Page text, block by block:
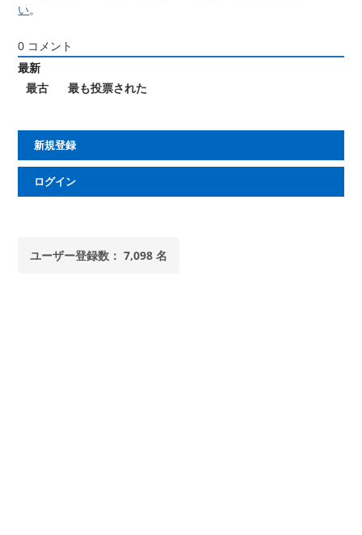
い。
0 コメント
最新
最古
最も投票された
新規登録
ログイン
ユーザー登録数： 7,098 名